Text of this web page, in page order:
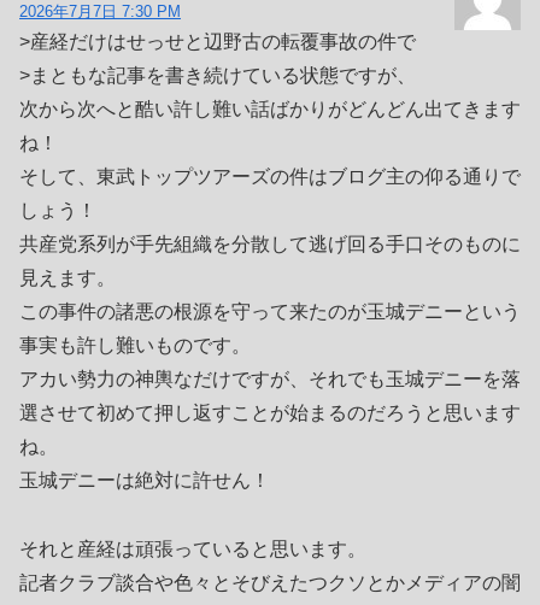
2026年7月7日 7:30 PM
>産経だけはせっせと辺野古の転覆事故の件で
>まともな記事を書き続けている状態ですが、
次から次へと酷い許し難い話ばかりがどんどん出てきます
ね！
そして、東武トップツアーズの件はブログ主の仰る通りで
しょう！
共産党系列が手先組織を分散して逃げ回る手口そのものに
見えます。
この事件の諸悪の根源を守って来たのが玉城デニーという
事実も許し難いものです。
アカい勢力の神輿なだけですが、それでも玉城デニーを落
選させて初めて押し返すことが始まるのだろうと思います
ね。
玉城デニーは絶対に許せん！
それと産経は頑張っていると思います。
記者クラブ談合や色々とそびえたつクソとかメディアの闇